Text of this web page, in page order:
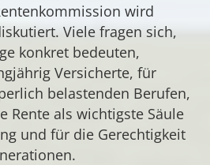
wird
Viele fragen sich,
konkret bedeuten,
Versicherte, für
belastenden Berufen,
Rente als wichtigste Säule
und für die Gerechtigkeit